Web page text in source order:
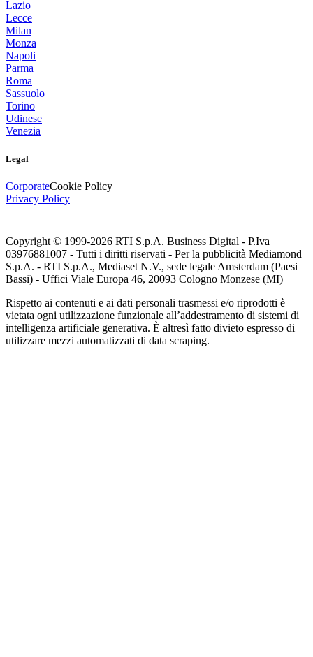
Lazio
Lecce
Milan
Monza
Napoli
Parma
Roma
Sassuolo
Torino
Udinese
Venezia
Legal
CorporateCookie Policy
Privacy Policy
Copyright © 1999-2026 RTI S.p.A. Business Digital - P.Iva
03976881007 - Tutti i diritti riservati - Per la pubblicità Mediamond
S.p.A. - RTI S.p.A., Mediaset N.V., sede legale Amsterdam (Paesi
Bassi) - Uffici Viale Europa 46, 20093 Cologno Monzese (MI)
Rispetto ai contenuti e ai dati personali trasmessi e/o riprodotti è
vietata ogni utilizzazione funzionale all’addestramento di sistemi di
intelligenza artificiale generativa. È altresì fatto divieto espresso di
utilizzare mezzi automatizzati di data scraping.